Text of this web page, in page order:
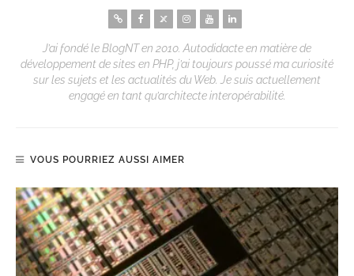
J’ai fondé le BlogNT en 2010. Autodidacte en matière de
développement de sites en PHP, j’ai toujours poussé ma curiosité
sur les sujets et les actualités du Web. Je suis actuellement
engagé en tant qu’architecte interopérabilité.
VOUS POURRIEZ AUSSI AIMER